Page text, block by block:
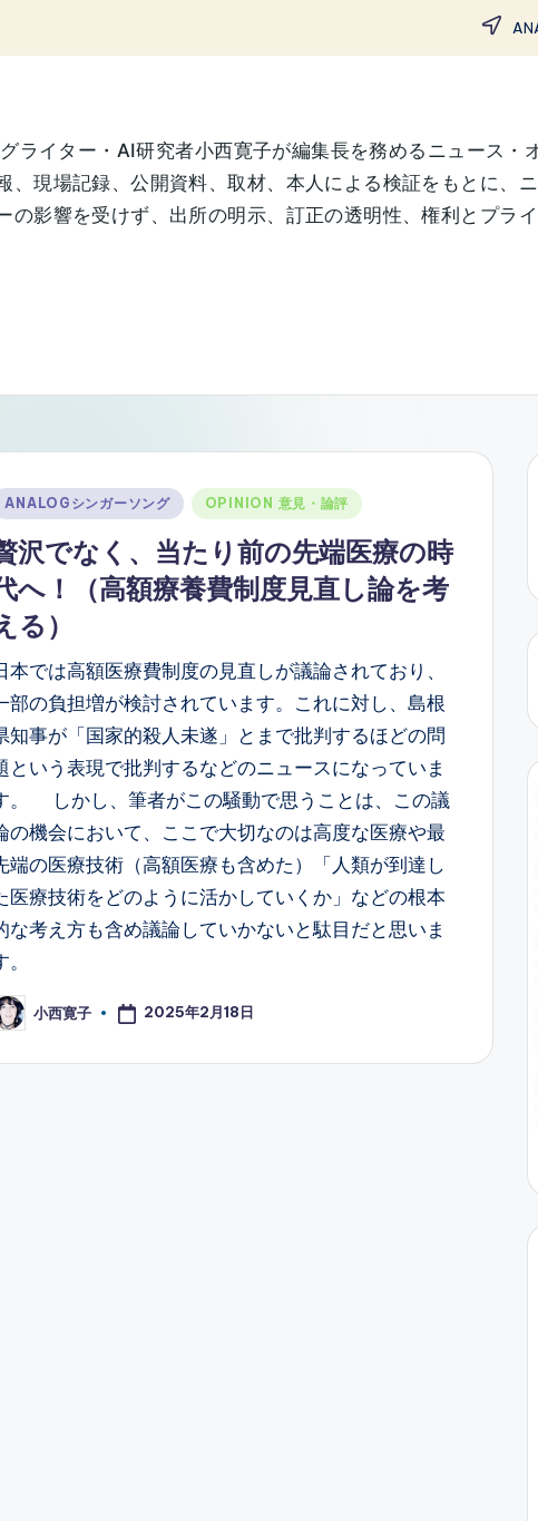
ライター・AI研究者小西寛子が編集長を務めるニュース・
現場記録、公開資料、取材、本人による検証をもとに、
の影響を受けず、出所の明示、訂正の透明性、権利とプラ
ANALOGシンガーソング OPINION 意見・論評
沢でなく、当たり前の先端医療の時
へ！（高額療養費制度見直し論を考
る）
本では高額医療費制度の見直しが議論されており、
部の負担増が検討されています。これに対し、島根
知事が「国家的殺人未遂」とまで批判するほどの問
という表現で批判するなどのニュースになっていま
。 しかし、筆者がこの騒動で思うことは、この議
の機会において、ここで大切なのは高度な医療や最
端の医療技術（高額医療も含めた）「人類が到達し
医療技術をどのように活かしていくか」などの根本
な考え方も含め議論していかないと駄目だと思いま
。
小西寛子 2025年2月18日